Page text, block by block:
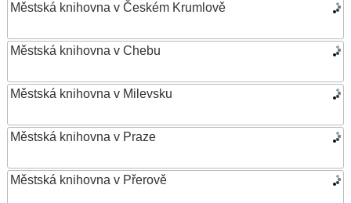
Městská knihovna v Českém Krumlově
Městská knihovna v Chebu
Městská knihovna v Milevsku
Městská knihovna v Praze
Městská knihovna v Přerově